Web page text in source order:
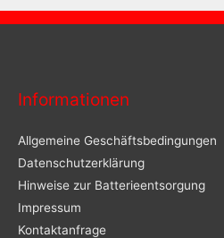
Informationen
Allgemeine Geschäftsbedingungen
Datenschutzerklärung
Hinweise zur Batterieentsorgung
Impressum
Kontaktanfrage